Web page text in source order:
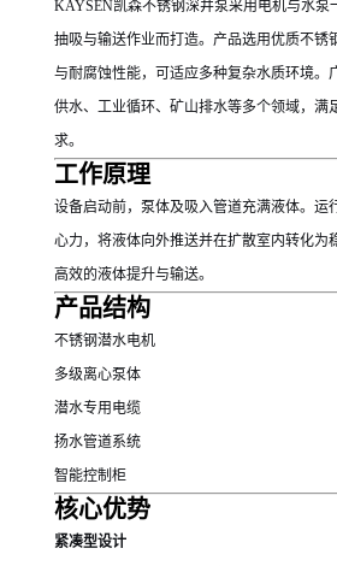
KAYSEN凯森不锈钢深井泵采用电机与水泵
抽吸与输送作业而打造。产品选用优质不锈
与耐腐蚀性能，可适应多种复杂水质环境。
供水、工业循环、矿山排水等多个领域，满
求。
工作原理
设备启动前，泵体及吸入管道充满液体。运
心力，将液体向外推送并在扩散室内转化为
高效的液体提升与输送。
产品结构
不锈钢潜水电机
多级离心泵体
潜水专用电缆
扬水管道系统
智能控制柜
核心优势
紧凑型设计